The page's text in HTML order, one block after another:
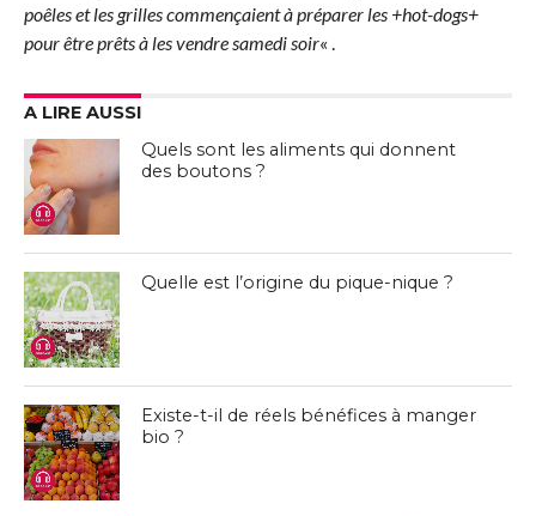
poêles et les grilles commençaient à préparer les +hot-dogs+
pour être prêts à les vendre samedi soir« .
A LIRE AUSSI
Quels sont les aliments qui donnent
des boutons ?
Quelle est l’origine du pique-nique ?
Existe-t-il de réels bénéfices à manger
bio ?